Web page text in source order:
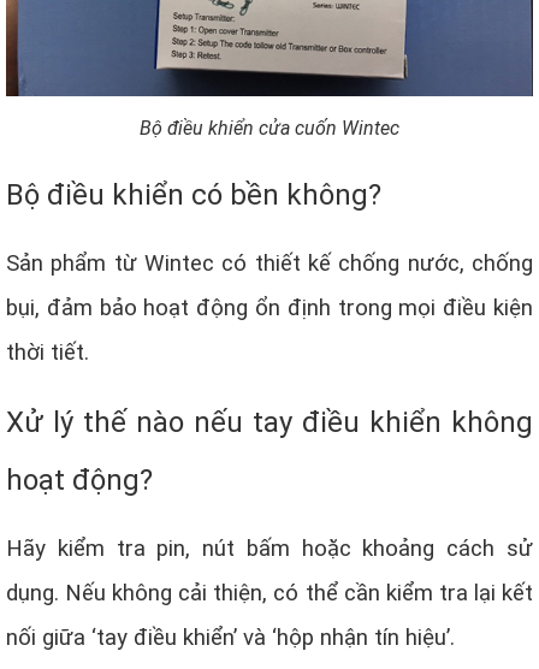
Bộ điều khiển cửa cuốn Wintec
Bộ điều khiển có bền không?
Sản phẩm từ Wintec có thiết kế chống nước, chống
bụi, đảm bảo hoạt động ổn định trong mọi điều kiện
thời tiết.
Xử lý thế nào nếu tay điều khiển không
hoạt động?
Hãy kiểm tra pin, nút bấm hoặc khoảng cách sử
dụng. Nếu không cải thiện, có thể cần kiểm tra lại kết
nối giữa ‘tay điều khiển’ và ‘hộp nhận tín hiệu’.